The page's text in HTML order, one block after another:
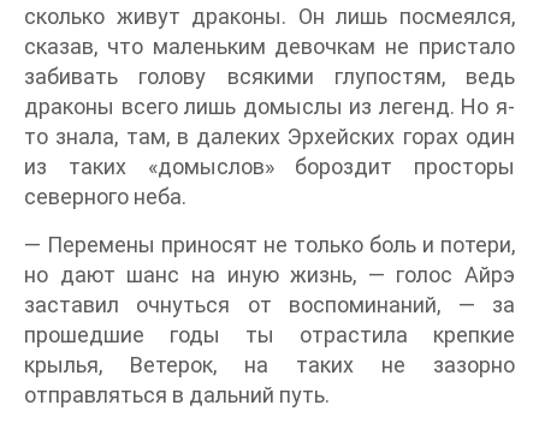
сколько живут драконы. Он лишь посмеялся,
сказав, что маленьким девочкам не пристало
забивать голову всякими глупостям, ведь
драконы всего лишь домыслы из легенд. Но я-
то знала, там, в далеких Эрхейских горах один
из таких «домыслов» бороздит просторы
северного неба.
— Перемены приносят не только боль и потери,
но дают шанс на иную жизнь, — голос Айрэ
заставил очнуться от воспоминаний, — за
прошедшие годы ты отрастила крепкие
крылья, Ветерок, на таких не зазорно
отправляться в дальний путь.